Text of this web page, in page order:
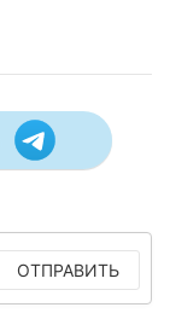
ОТПРАВИТЬ